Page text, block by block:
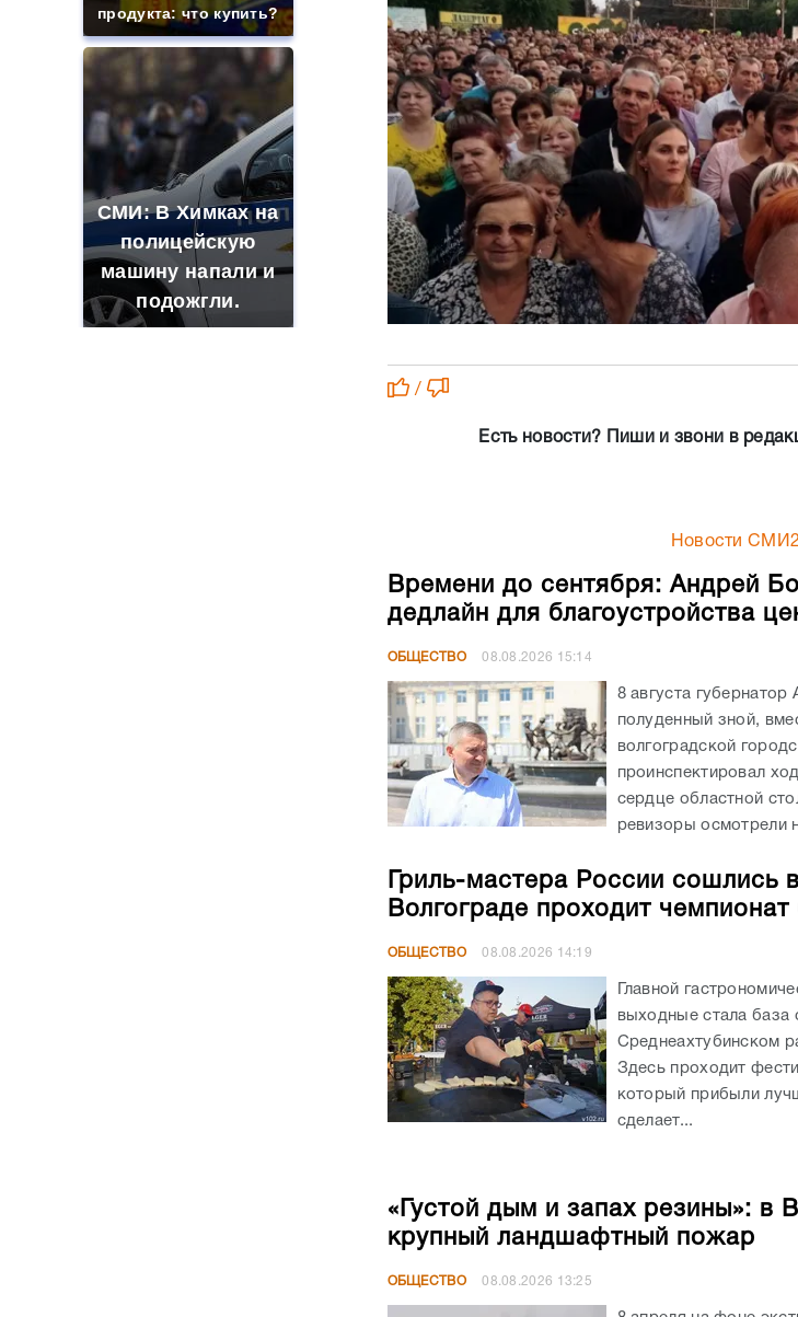
продукта: что купить?
СМИ: В Химках на
полицейскую
машину напали и
подожгли.
/
Есть новости? Пиши и звони в
Новости СМИ2
Времени до сентября: Андрей
дедлайн для благоустройства
ОБЩЕСТВО 08.08.2026 15:14
8 августа
полуденный зной,
волгоградской
проинспектировал
сердце областной
ревизоры осмотрели
Гриль-мастера России сошлись
Волгограде проходит
ОБЩЕСТВО 08.08.2026 14:19
Главной
выходные стала база
Среднеахтубинском
Здесь проходит
который прибыли
сделает...
«Густой дым и запах резины»: в
крупный ландшафтный пожар
ОБЩЕСТВО 08.08.2026 13:25